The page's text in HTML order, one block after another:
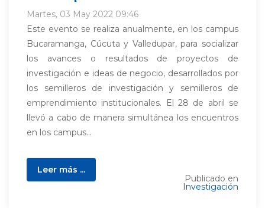
Martes, 03 May 2022 09:46
Este evento se realiza anualmente, en los campus
Bucaramanga, Cúcuta y Valledupar, para socializar
los avances o resultados de proyectos de
investigación e ideas de negocio, desarrollados por
los semilleros de investigación y semilleros de
emprendimiento institucionales. El 28 de abril se
llevó a cabo de manera simultánea los encuentros
en los campus...
Leer más ...
Publicado en
Investigación